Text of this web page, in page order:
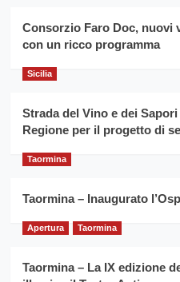
Franco
Caruso
Consorzio Faro Doc, nuovi
con un ricco programma
Sicilia
Strada del Vino e dei
Regione per il progetto di
Taormina
Taormina – Inaugurato
Apertura Taormina
Taormina – La IX edizione